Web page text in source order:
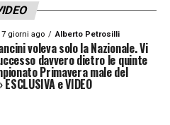
7 giorni ago Alberto Petrosilli
voleva solo la Nazionale. Vi
davvero dietro le quinte
Primavera male del
e VIDEO